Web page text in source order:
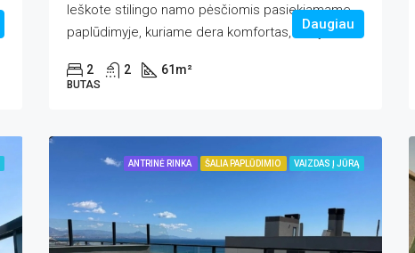
Ieškote stilingo namo pėsčiomis pasiekiamame
paplūdimyje, kuriame dera komfortas, ramybė ir...
2 2 61m²
BUTAS
Daugiau
ANTRINĖ RINKA ŠALIA PAPLŪDIMIO VAIZDAS Į JŪRĄ